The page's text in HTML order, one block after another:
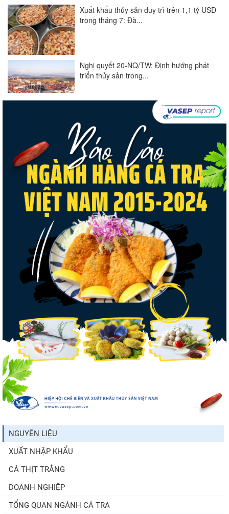
Xuất khẩu thủy sản duy trì trên 1,1 tỷ USD
trong tháng 7: Đà...
Nghị quyết 20-NQ/TW: Định hướng phát
triển thủy sản trong...
Góp ý Dự thảo Luật An toàn thực phẩm
(sửa đổi)
Thuế Mục 301 và bài toán thích ứng của
tôm Việt tại thị...
Xuất khẩu cá tra sang CPTPP: Mở rộng cơ
hội cho hàng giá trị...
Xuất khẩu cá ngừ Việt Nam sang Canada
tăng nhẹ, áp lực mới...
Nguồn cung giảm, giá cá rô phi Trung
Quốc tiếp tục tăng
Trung Quốc tăng mạnh nhập khẩu mực,
trong khi nguồn cung...
NGUYÊN LIỆU
XUẤT NHẬP KHẨU
CÁ THỊT TRẮNG
DOANH NGHIỆP
TỔNG QUAN NGÀNH CÁ TRA